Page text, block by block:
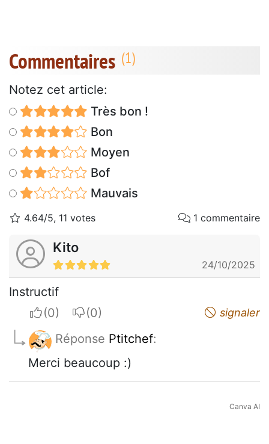
Commentaires
Notez cet article:
Très bon !
Bon
Moyen
Bof
Mauvais
4.64/5, 11 votes 1 commentaire
Kito
24/10/2025
Instructif
I apreciateI do not appreciate signaler
Réponse Ptitchef:
Merci beaucoup :)
Canva AI